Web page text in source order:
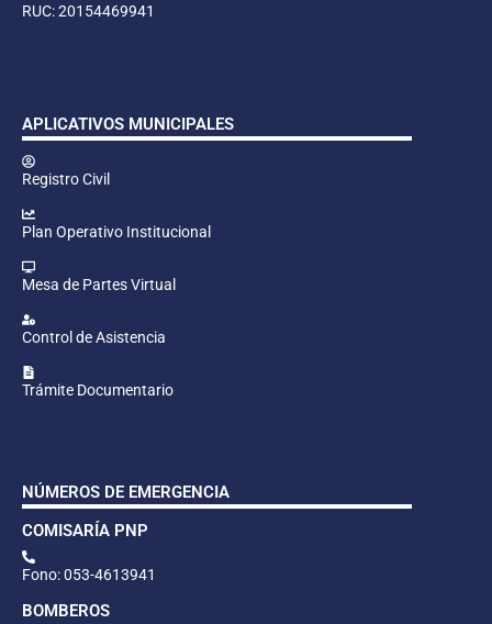
RUC: 20154469941
APLICATIVOS MUNICIPALES
Registro Civil
Plan Operativo Institucional
Mesa de Partes Virtual
Control de Asistencia
Trámite Documentario
NÚMEROS DE EMERGENCIA
COMISARÍA PNP
Fono: 053-4613941
BOMBEROS